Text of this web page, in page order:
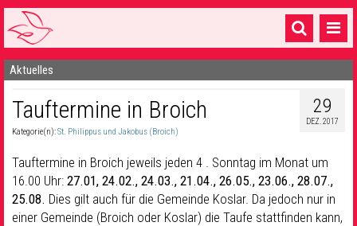
Startseite
1 Pfarrei
16 Gemeinden & mehr
Gottesdienste & Sinnsuche
Sakramente & Feste
Aktuelles
29
DEZ. 2017
Tauftermine in Broich
Kategorie(n):St. Philippus und Jakobus (Broich)
Tauftermine in Broich jeweils jeden 4 . Sonntag im Monat um
16.00 Uhr: 27.01, 24.02., 24.03., 21.04., 26.05., 23.06., 28.07.,
25.08. Dies gilt auch für die Gemeinde Koslar. Da jedoch nur in
einer Gemeinde (Broich oder Koslar) die Taufe stattfinden kann,